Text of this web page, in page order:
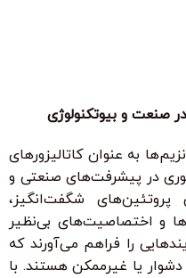
به راحتی مهارت‌های
تا پیشرفته با کمک هوش
الگوریتم‌های پیچیده را
دانلود و تماشای آنلاین."
صنعت و بیوتکنولوژی
به عنوان کاتالیزورهای
در پیشرفت‌های صنعتی و
پروتئین‌های شگفت‌انگیز،
و اختصاصیت‌های بی‌نظیر
را فراهم می‌آورند که
یا غیرممکن هستند. با